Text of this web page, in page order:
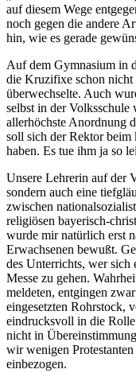
auf diesem Wege
noch gegen die andere
hin, wie es gerade
Auf dem Gymnasium in
die Kruzifixe schon nicht
überwechselte. Auch
selbst in der
allerhöchste Anordnung
soll sich der Rektor beim
haben. Es tue ihm ja so
Unsere Lehrerin auf der
sondern auch eine
zwischen
religiösen bayerisch-
wurde mir natürlich erst
Erwachsenen bewußt.
des Unterrichts, wer sich
Messe zu gehen.
meldeten, entgingen
eingesetzten Rohrstock,
eindrucksvoll in die
nicht in
wir wenigen
einbezogen.